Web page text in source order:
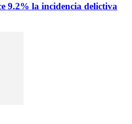
9.2% la incidencia delictiva